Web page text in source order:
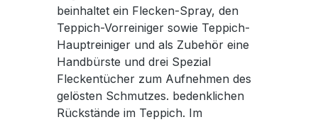
beinhaltet ein Flecken-Spray, den
Teppich-Vorreiniger sowie Teppich-
Hauptreiniger und als Zubehör eine
Handbürste und drei Spezial
Fleckentücher zum Aufnehmen des
gelösten Schmutzes. bedenklichen
Rückstände im Teppich. Im